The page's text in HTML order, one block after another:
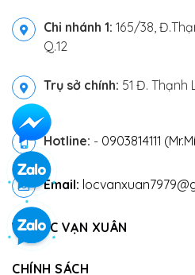
Chi nhánh 1: 165/38,
Q.12
Trụ sở chính: 51 Đ. Thạnh
Hotline: - 0903814111
Email:
VỀ LỘC VẠN XUÂN
CHÍNH SÁCH